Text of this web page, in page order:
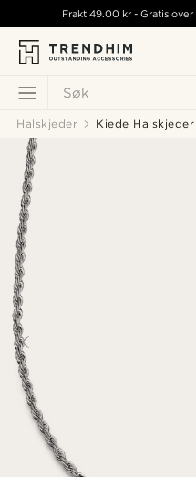
Søk
Frakt49.00 kr - Gratis over
Halskjeder Kiede Halskjeder